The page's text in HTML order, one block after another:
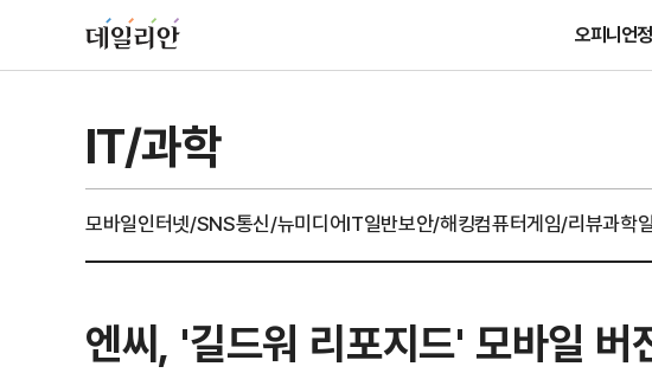
오피니언
IT/과학
모바일인터넷/SNS통신/뉴미디어IT일반보안/해킹컴퓨터게임/리뷰과학
엔씨, '길드워 리포지드' 모바일